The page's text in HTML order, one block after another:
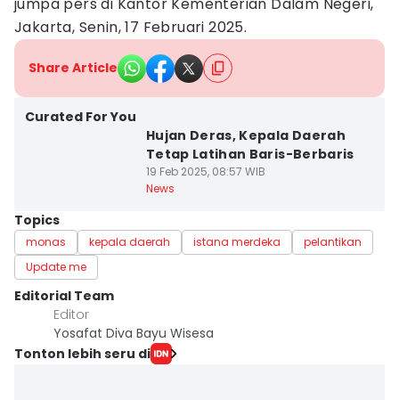
Jakarta, Senin, 17 Februari 2025.
Share Article
Curated For You
Hujan Deras, Kepala Daerah
Tetap Latihan Baris-Berbaris
19 Feb 2025, 08:57 WIB
News
Topics
monas kepala daerah istana merdeka
pelantikan
Update me
Editorial Team
Editor
Yosafat Diva Bayu Wisesa
Tonton lebih seru di